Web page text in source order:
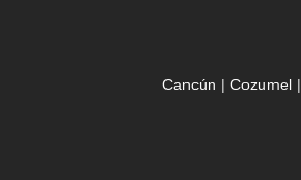
Cancún | Cozumel|